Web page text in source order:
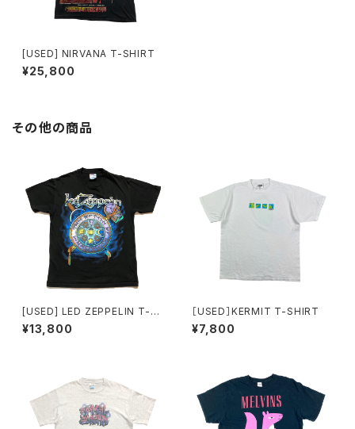
[USED] NIRVANA T-SHIRT
¥25,800
その他の商品
[USED] LED ZEPPELIN T-S
HIRT The Battle of Evermo
re
¥13,800
［USED］KERMIT T-SHIRT
¥7,800